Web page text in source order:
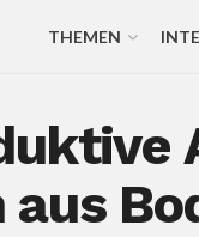
THEMEN
aus